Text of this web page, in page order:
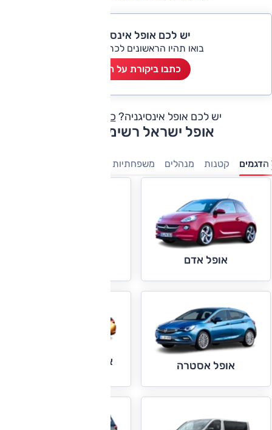
יש לכם אופל אינסיגניה?
בואו תהיו הראשונים לכתוב ביקורת
כתבו ביקורת על הרכב
יש לכם אופל אינסיגניה? כתבו חוות דעת
אופל ישראל רשימת דגמים
הדגמים קטנות מנהלים משפחתיות
אופל אדם
אופל אסטרה אופל אסטרה ברלינה